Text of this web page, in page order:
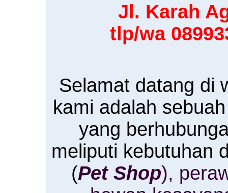
Jl. Karah
tlp/wa
Selamat datang di
kami adalah
yang
meliputi kebutuhan
(Pet Shop),